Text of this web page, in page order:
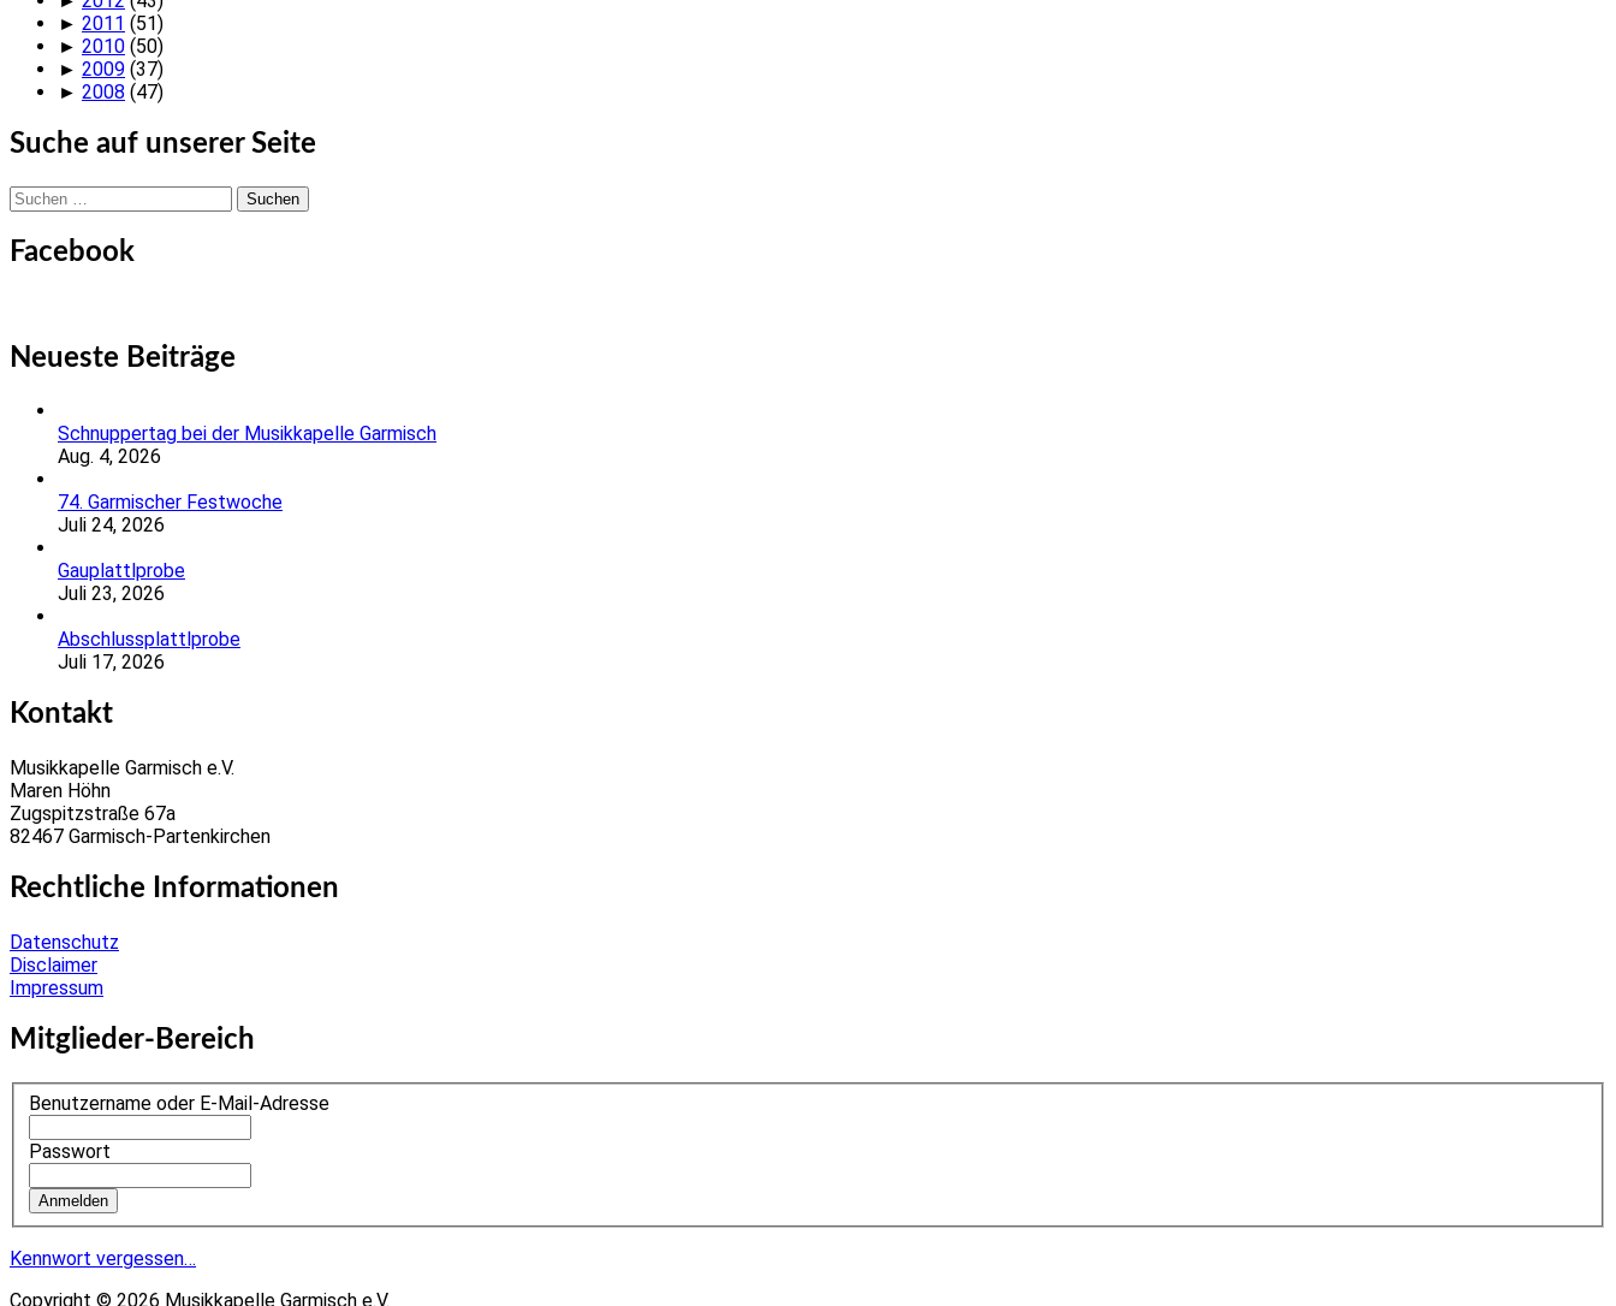
► 2011 (51)
► 2010 (50)
► 2009 (37)
► 2008 (47)
Suche auf unserer Seite
Suchen
nach:
Facebook
Neueste Beiträge
Schnuppertag bei der Musikkapelle Garmisch
Aug. 4, 2026
74. Garmischer Festwoche
Juli 24, 2026
Gauplattlprobe
Juli 23, 2026
Abschlussplattlprobe
Juli 17, 2026
Kontakt
Musikkapelle Garmisch e.V.
Maren Höhn
Zugspitzstraße 67a
82467 Garmisch-Partenkirchen
Rechtliche Informationen
Datenschutz
Disclaimer
Impressum
Mitglieder-Bereich
Benutzername oder E-Mail-Adresse
Passwort
Kennwort vergessen…
Copyright © 2026 Musikkapelle Garmisch e.V.